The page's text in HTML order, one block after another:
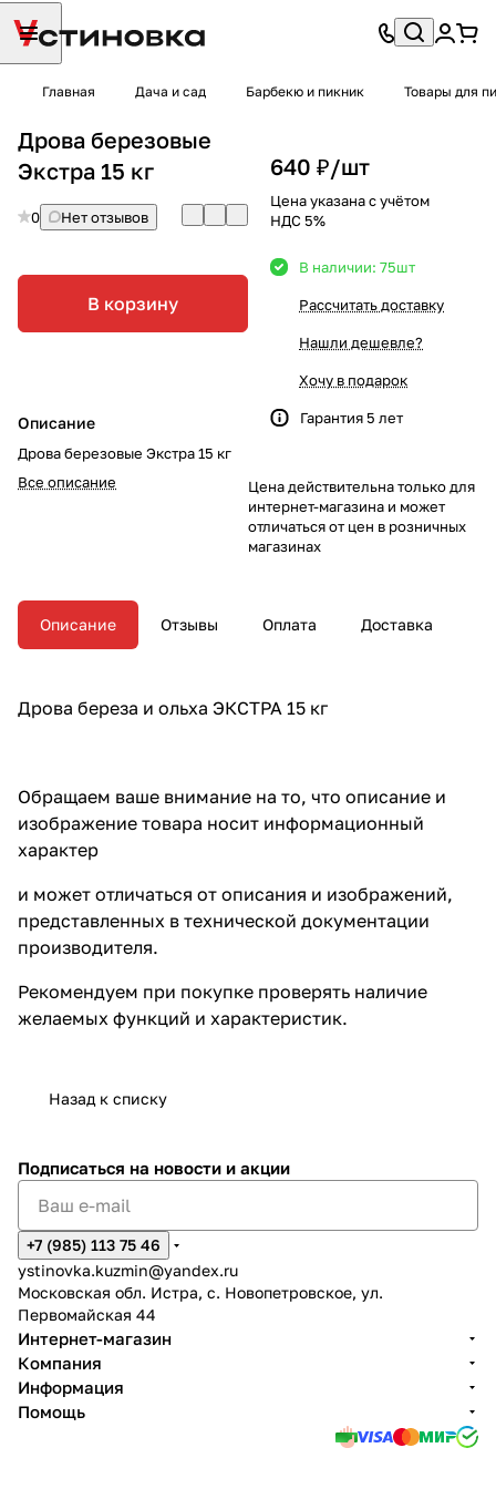
Главная Дача и сад Барбекю и пикник Товары для
Дрова березовые
Экстра 15 кг
0 Нет отзывов
В корзину
Описание
Дрова березовые Экстра 15 кг
Все описание
640 ₽/шт
Цена указана с учётом
НДС 5%
В наличии: 75шт
Рассчитать доставку
Нашли дешевле?
Хочу в подарок
Гарантия 5 лет
Цена действительна только для
интернет-магазина и может
отличаться от цен в розничных
магазинах
Описание Отзывы Оплата Доставка
Дрова береза и ольха ЭКСТРА 15 кг
Обращаем ваше внимание на то, что описание и
изображение товара носит информационный
характер
и может отличаться от описания и изображений,
представленных в технической документации
производителя.
Рекомендуем при покупке проверять наличие
желаемых функций и характеристик.
Назад к списку
Подписаться на новости и акции
+7 (985) 113 75 46
ystinovka.kuzmin@yandex.ru
Московская обл. Истра, с. Новопетровское, ул.
Первомайская 44
Интернет-магазин
Компания
Информация
Помощь